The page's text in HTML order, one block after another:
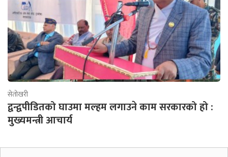
सेतोखरी
द्वन्द्वपीडितको घाउमा मल्हम लगाउने काम सरकारको हो :
मुख्यमन्त्री आचार्य